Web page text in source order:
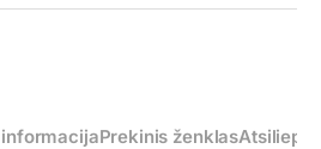
Prekinis ženklas